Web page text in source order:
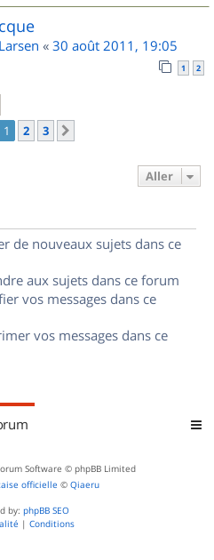
Larsen « 30 août 2011, 19:05
1 2
1 2 3
Aller
de nouveaux sujets dans ce
aux sujets dans ce forum
vos messages dans ce
vos messages dans ce
Software © phpBB Limited
officielle © Qiaeru
by: phpBB SEO
| Conditions